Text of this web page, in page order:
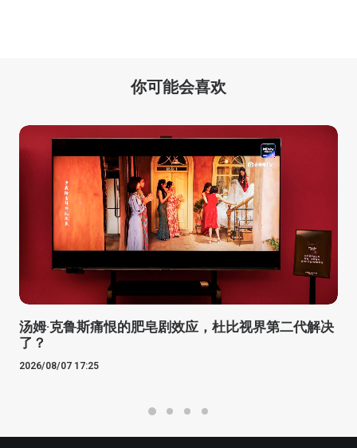
你可能会喜欢
汤姆·克鲁斯痛恨的肥皂剧效应，杜比视界第二代解决
了？
2026/08/07 17:25